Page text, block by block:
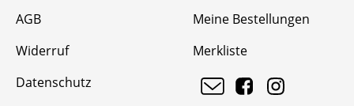
AGB
Widerruf
Datenschutz
Meine Bestellungen
Merkliste